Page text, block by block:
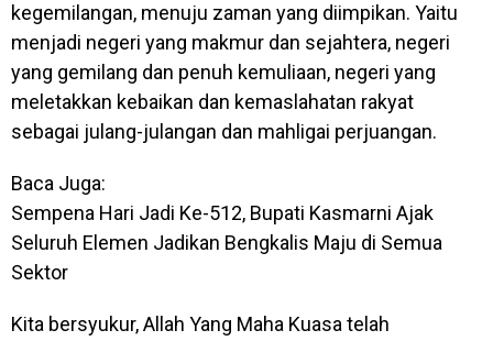
kegemilangan, menuju zaman yang diimpikan. Yaitu
menjadi negeri yang makmur dan sejahtera, negeri
yang gemilang dan penuh kemuliaan, negeri yang
meletakkan kebaikan dan kemaslahatan rakyat
sebagai julang-julangan dan mahligai perjuangan.
Baca Juga:
Sempena Hari Jadi Ke-512, Bupati Kasmarni Ajak
Seluruh Elemen Jadikan Bengkalis Maju di Semua
Sektor
Kita bersyukur, Allah Yang Maha Kuasa telah